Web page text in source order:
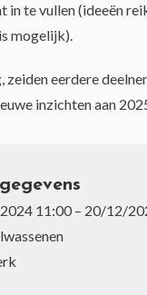
in te vullen (ideeën
mogelijk).
zeiden eerdere
inzichten aan
11:00 – 20/12/